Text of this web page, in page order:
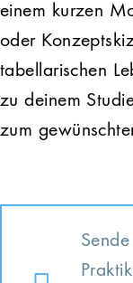
einem kurzen
oder
tabellarischen
zu deinem
zum